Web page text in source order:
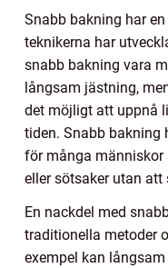
Snabb bakning har
teknikerna har
snabb bakning vara
långsam jästning,
det möjligt att uppnå
tiden. Snabb bakning
för många människor
eller sötsaker utan att
En nackdel med
traditionella metoder
exempel kan